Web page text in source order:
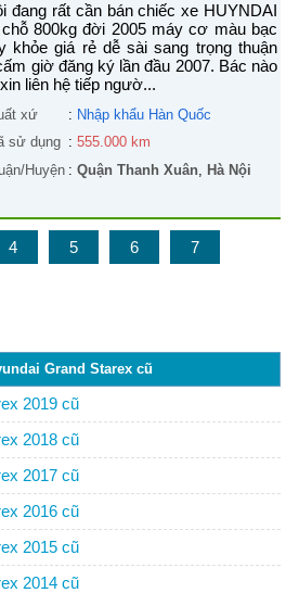
đang rất cần bán chiếc xe HUYNDAI
800kg đời 2005 máy cơ màu bạc
khỏe giá rẻ dễ sài sang trọng thuận
giờ đăng ký lần đầu 2007. Bác nào
liên hệ tiếp ngườ...
xứ : Nhập khẩu Hàn Quốc
sử dụng : 555.000 km
Huyện : Quận Thanh Xuân, Hà Nội
4 5 6 7
Grand Starex cũ
2019 cũ
2018 cũ
2017 cũ
2016 cũ
2015 cũ
2014 cũ